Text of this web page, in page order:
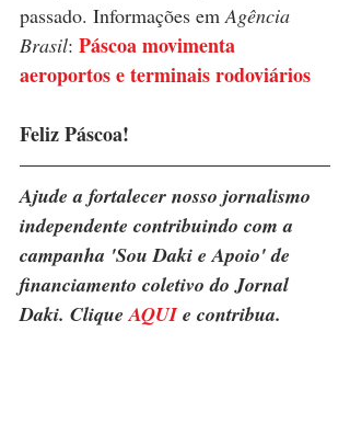
passado. Informações em Agência
Brasil: Páscoa movimenta
aeroportos e terminais rodoviários
Feliz Páscoa!
Ajude a fortalecer nosso jornalismo
independente contribuindo com a
campanha 'Sou Daki e Apoio' de
financiamento coletivo do Jornal
Daki. Clique AQUI e contribua.